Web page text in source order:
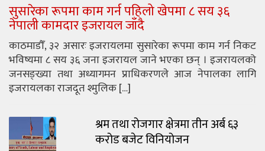
सुसारेका रूपमा काम गर्न पहिलो खेपमा ८ सय ३६
नेपाली कामदार इजरायल जाँदै
काठमाडौँ, ३२ असारः इजरायलमा सुसारेका रूपमा काम गर्न निकट
भविष्यमा ८ सय ३६ जना इजरायल जाने भएका छन् । इजरायलको
जनसङ्ख्या तथा अध्यागमन प्राधिकरणले आज नेपालका लागि
इजरायलका राजदूत श्मुलिक […]
श्रम तथा रोजगार क्षेत्रमा तीन अर्ब ६३
करोड बजेट विनियोजन